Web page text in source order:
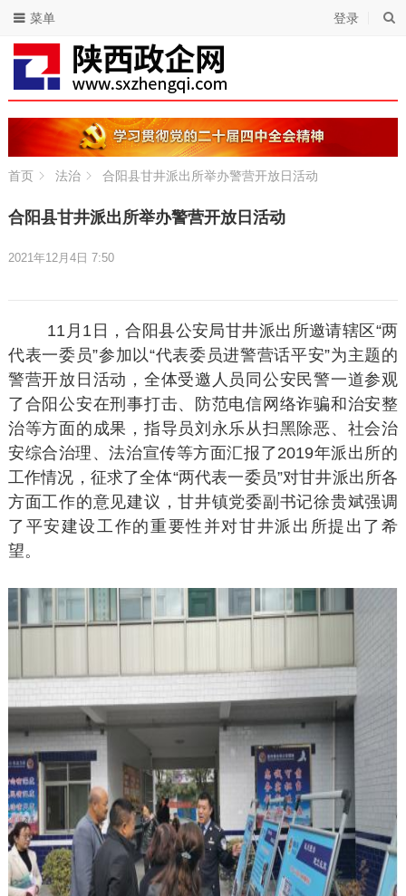
登录
菜单
首页 法治 合阳县甘井派出所举办警营开放日活动
合阳县甘井派出所举办警营开放日活动
2021年12月4日 7:50
11月1日，合阳县公安局甘井派出所邀请辖区“两
代表一委员”参加以“代表委员进警营话平安”为主题的
警营开放日活动，全体受邀人员同公安民警一道参观
了合阳公安在刑事打击、防范电信网络诈骗和治安整
治等方面的成果，指导员刘永乐从扫黑除恶、社会治
安综合治理、法治宣传等方面汇报了2019年派出所的
工作情况，征求了全体“两代表一委员”对甘井派出所各
方面工作的意见建议，甘井镇党委副书记徐贵斌强调
了平安建设工作的重要性并对甘井派出所提出了希
望。